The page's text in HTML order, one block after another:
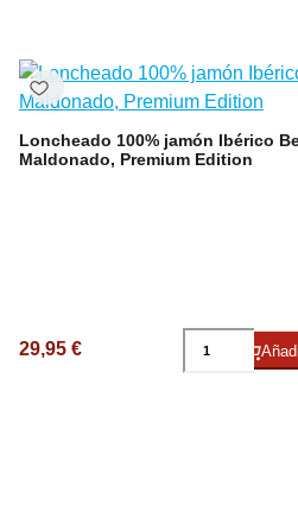
Loncheado 100% jamón Ibérico Bellota,
Maldonado, Premium Edition
29,95 €